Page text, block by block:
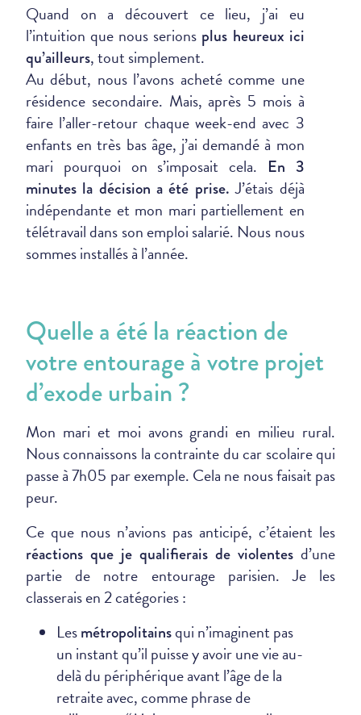
Quand on a découvert ce lieu, j’ai eu
l’intuition que nous serions plus heureux ici
qu’ailleurs, tout simplement.
Au début, nous l’avons acheté comme une
résidence secondaire. Mais, après 5 mois à
faire l’aller-retour chaque week-end avec 3
enfants en très bas âge, j’ai demandé à mon
mari pourquoi on s’imposait cela. En 3
minutes la décision a été prise. J’étais déjà
indépendante et mon mari partiellement en
télétravail dans son emploi salarié. Nous nous
sommes installés à l’année.
Quelle a été la réaction de
votre entourage à votre projet
d’exode urbain ?
Mon mari et moi avons grandi en milieu rural.
Nous connaissons la contrainte du car scolaire qui
passe à 7h05 par exemple. Cela ne nous faisait pas
peur.
Ce que nous n’avions pas anticipé, c’étaient les
réactions que je qualifierais de violentes d’une
partie de notre entourage parisien. Je les
classerais en 2 catégories :
Lesmétropolitainsqui n’imaginent pas
un instant qu’il puisse y avoir une vie au-
delà du périphérique avant l’âge de la
retraite avec, comme phrase de